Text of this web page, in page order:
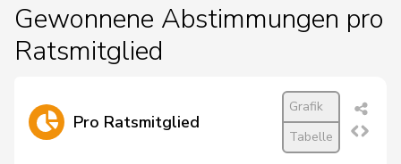
Gewonnene Abstimmungen pro
Ratsmitglied
Pro Ratsmitglied
Grafik
Tabelle